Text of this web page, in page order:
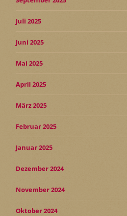
Juli 2025
Juni 2025
Mai 2025
April 2025
März 2025
Februar 2025
Januar 2025
Dezember 2024
November 2024
Oktober 2024